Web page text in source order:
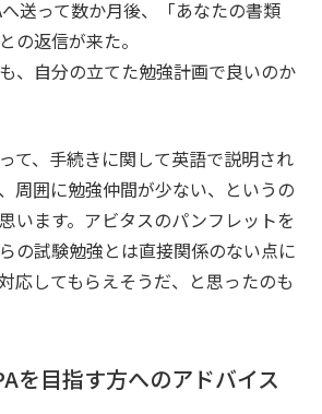
送って数か月後、「あなたの書類
の返信が来た。
、自分の立てた勉強計画で良いのか
て、手続きに関して英語で説明され
周囲に勉強仲間が少ない、というの
います。アビタスのパンフレットを
の試験勉強とは直接関係のない点に
応してもらえそうだ、と思ったのも
を目指す方へのアドバイス